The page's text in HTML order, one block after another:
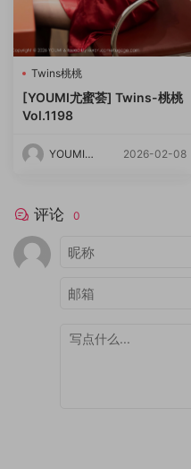
Twins桃桃
[YOUMI尤蜜荟] Twins-桃桃
Vol.1198
YOUMI尤
2026-02-08
评论 0